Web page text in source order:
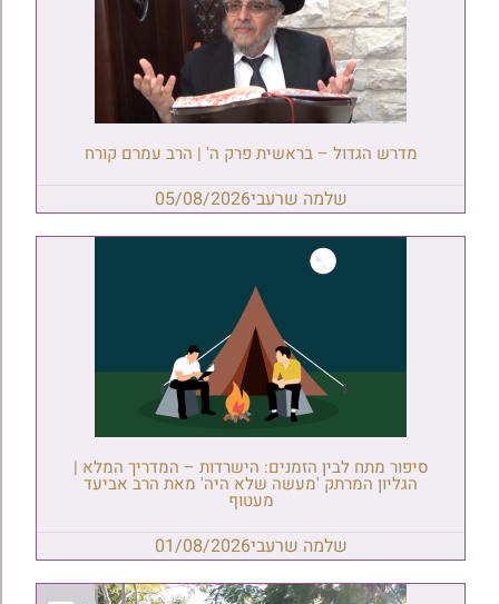
מדרש הגדול – בראשית פרק ה' | הרב עמרם קורח
שלמה שרעבי05/08/2026
סיפור מתח לבין הזמנים: הישרדות – המדריך המלא |
הגליון המרתק 'מעשה שלא היה' מאת הרב אביעד
מעטוף
שלמה שרעבי01/08/2026